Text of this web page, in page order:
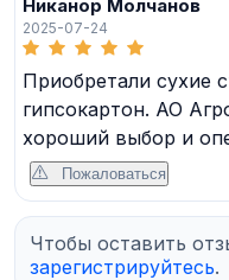
Никанор Молчанов
2025-07-24
Приобретали сухие
гипсокартон. АО
хороший выбор и
Пожаловаться
Чтобы оставить
зарегистрируйтесь.